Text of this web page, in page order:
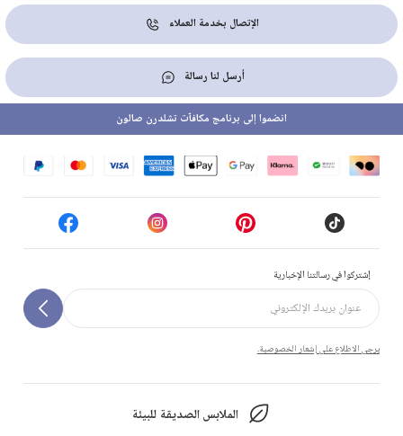
الإتصال بخدمة العملاء
أرسل لنا رسالة
إشتركوا في رسالتنا الإخبارية
يرجى الاطلاع على إشعار الخصوصية.
الملابس الصديقة للبيئة
انضموا إلى برنامج مكافآت تشلدرن صالون